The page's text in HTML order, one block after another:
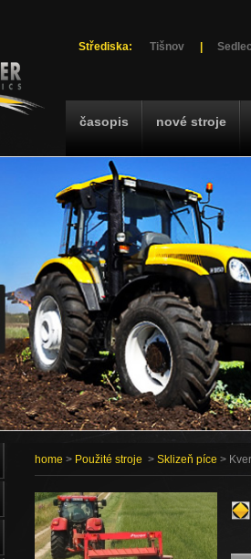
Střediska: Tišnov
časopis nové stroje
home > Použité stroje > Sklizeň píce >